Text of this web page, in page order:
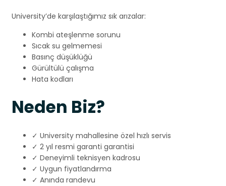
University’de karşılaştığımız sık arızalar:
Kombi ateşlenme sorunu
Sıcak su gelmemesi
Basınç düşüklüğü
Gürültülü çalışma
Hata kodları
Neden Biz?
✓ University mahallesine özel hızlı servis
✓ 2 yıl resmi garanti garantisi
✓ Deneyimli teknisyen kadrosu
✓ Uygun fiyatlandırma
✓ Anında randevu